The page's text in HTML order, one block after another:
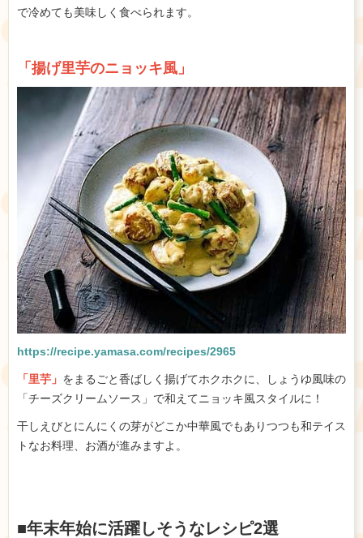
で冷めても美味しく食べられます。
「揚げ里芋のニョッキ風」
https://recipe.yamasa.com/recipes/2965
「里芋」 をまるごと香ばしく揚げてホクホクに、しょうゆ風味の
「チーズクリームソース」で和えてニョッキ風スタイルに！
干しえびとにんにくの芽がどこか中華風でもありつつも和テイス
トなお料理、お酒が進みますよ。
■年末年始に活躍しそうなレシピ2選